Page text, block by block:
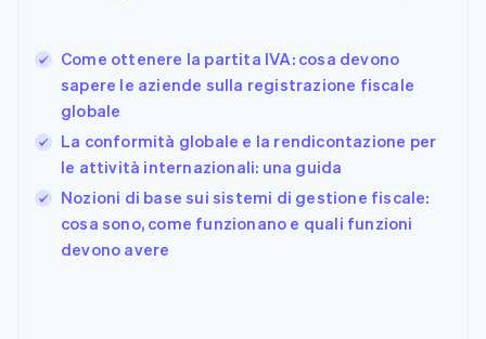
Come ottenere la partita IVA: cosa devono
sapere le aziende sulla registrazione fiscale
globale
La conformità globale e la rendicontazione per
le attività internazionali: una guida
Nozioni di base sui sistemi di gestione fiscale:
cosa sono, come funzionano e quali funzioni
devono avere
Finlandia
EnglishSvenska
Francia
Français
Germania
DeutschEnglish
Giappone
Gibilterra
English